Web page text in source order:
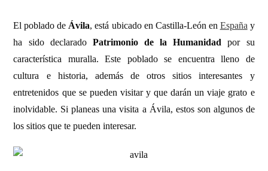
El poblado de Ávila, está ubicado en Castilla-León en España y
ha sido declarado Patrimonio de la Humanidad por su
característica muralla. Este poblado se encuentra lleno de
cultura e historia, además de otros sitios interesantes y
entretenidos que se pueden visitar y que darán un viaje grato e
inolvidable. Si planeas una visita a Ávila, estos son algunos de
los sitios que te pueden interesar.